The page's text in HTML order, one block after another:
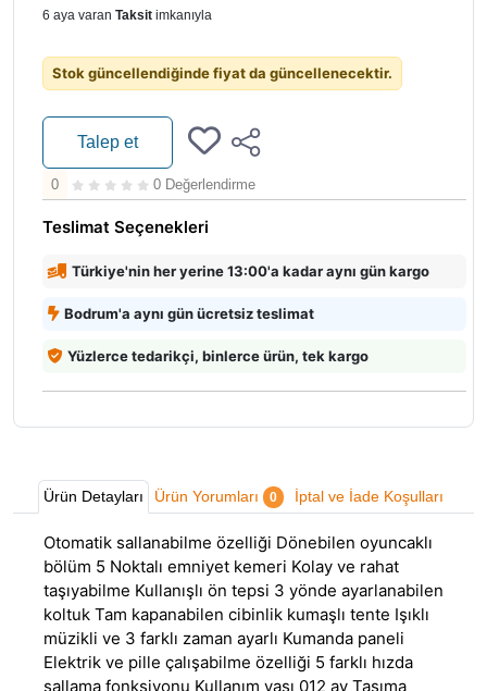
6 aya varan Taksit imkanıyla
Stok güncellendiğinde fiyat da güncellenecektir.
Talep et
0 0 Değerlendirme
Teslimat Seçenekleri
Türkiye'nin her yerine 13:00'a kadar aynı gün kargo
Bodrum'a aynı gün ücretsiz teslimat
Yüzlerce tedarikçi, binlerce ürün, tek kargo
Ürün Detayları Ürün Yorumları 0 İptal ve İade Koşulları
Otomatik sallanabilme özelliği Dönebilen oyuncaklı
bölüm 5 Noktalı emniyet kemeri Kolay ve rahat
taşıyabilme Kullanışlı ön tepsi 3 yönde ayarlanabilen
koltuk Tam kapanabilen cibinlik kumaşlı tente Işıklı
müzikli ve 3 farklı zaman ayarlı Kumanda paneli
Elektrik ve pille çalışabilme özelliği 5 farklı hızda
sallama fonksiyonu Kullanım yaşı 012 ay Taşıma